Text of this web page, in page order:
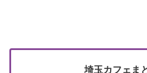
埼玉カフェま